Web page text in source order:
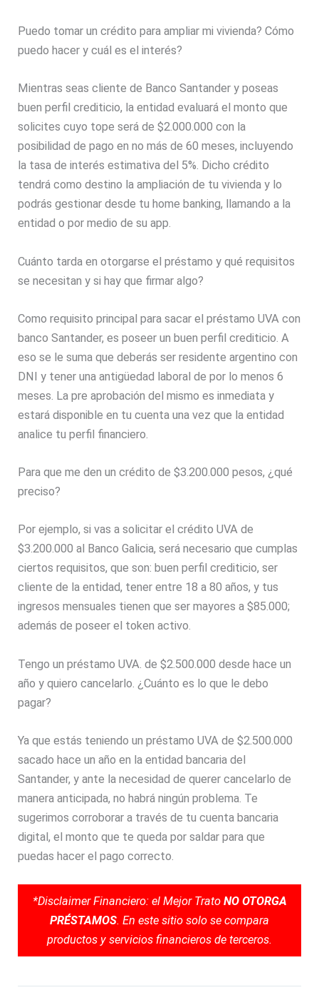
Puedo tomar un crédito para ampliar mi vivienda? Cómo
puedo hacer y cuál es el interés?
Mientras seas cliente de Banco Santander y poseas
buen perfil crediticio, la entidad evaluará el monto que
solicites cuyo tope será de $2.000.000 con la
posibilidad de pago en no más de 60 meses, incluyendo
la tasa de interés estimativa del 5%. Dicho crédito
tendrá como destino la ampliación de tu vivienda y lo
podrás gestionar desde tu home banking, llamando a la
entidad o por medio de su app.
Cuánto tarda en otorgarse el préstamo y qué requisitos
se necesitan y si hay que firmar algo?
Como requisito principal para sacar el préstamo UVA con
banco Santander, es poseer un buen perfil crediticio. A
eso se le suma que deberás ser residente argentino con
DNI y tener una antigüedad laboral de por lo menos 6
meses. La pre aprobación del mismo es inmediata y
estará disponible en tu cuenta una vez que la entidad
analice tu perfil financiero.
Para que me den un crédito de $3.200.000 pesos, ¿qué
preciso?
Por ejemplo, si vas a solicitar el crédito UVA de
$3.200.000 al Banco Galicia, será necesario que cumplas
ciertos requisitos, que son: buen perfil crediticio, ser
cliente de la entidad, tener entre 18 a 80 años, y tus
ingresos mensuales tienen que ser mayores a $85.000;
además de poseer el token activo.
Tengo un préstamo UVA. de $2.500.000 desde hace un
año y quiero cancelarlo. ¿Cuánto es lo que le debo
pagar?
Ya que estás teniendo un préstamo UVA de $2.500.000
sacado hace un año en la entidad bancaria del
Santander, y ante la necesidad de querer cancelarlo de
manera anticipada, no habrá ningún problema. Te
sugerimos corroborar a través de tu cuenta bancaria
digital, el monto que te queda por saldar para que
puedas hacer el pago correcto.
*Disclaimer Financiero: el Mejor Trato NO OTORGA
PRÉSTAMOS. En este sitio solo se compara
productos y servicios financieros de terceros.